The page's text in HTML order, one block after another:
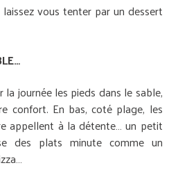
vous tenter par un dessert
journée les pieds dans le sable,
confort. En bas, coté plage, les
appellent à la détente… un petit
des plats minute comme un